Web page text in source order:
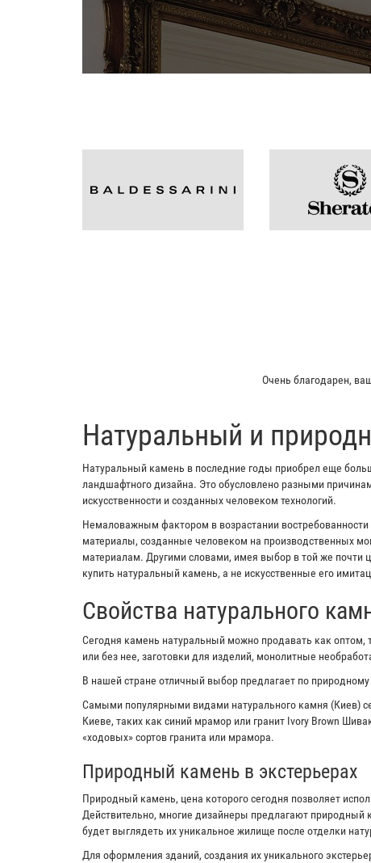
Мой отец
​Натуральный и
Натуральный камень в последние годы приобрел еще
ландшафтного дизайна. Это обусловлено разными
искусственности и созданных человеком технологий.
Немаловажным фактором в возрастании
материалы, созданные человеком на производственных
материалам. Другими словами, имея выбор в той же почти
купить натуральный камень, а не искусственные его
Свойства натурального
Сегодня камень натуральный можно продавать как оптом,
или без нее, заготовки для изделий, монолитные
В нашей стране отличный выбор предлагает по
Самыми популярными видами натурального камня (Киев)
Киеве, таких как синий мрамор или гранит Ivory Brown
«ходовых» сортов гранита или мрамора.
Природный камень в экстерьерах
Природный камень, цена которого сегодня позволяет
Действительно, многие дизайнеры предлагают
будет выглядеть их уникальное жилище после отделки
Для оформления зданий, создания их уникального